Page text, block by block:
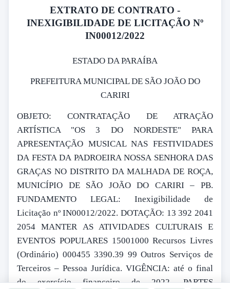
EXTRATO DE CONTRATO -
INEXIGIBILIDADE DE LICITAÇÃO Nº
IN00012/2022
ESTADO DA PARAÍBA
PREFEITURA MUNICIPAL DE SÃO JOÃO DO
CARIRI
OBJETO: CONTRATAÇÃO DE ATRAÇÃO
ARTÍSTICA "OS 3 DO NORDESTE" PARA
APRESENTAÇÃO MUSICAL NAS FESTIVIDADES
DA FESTA DA PADROEIRA NOSSA SENHORA DAS
GRAÇAS NO DISTRITO DA MALHADA DE ROÇA,
MUNICÍPIO DE SÃO JOÃO DO CARIRI – PB.
FUNDAMENTO LEGAL: Inexigibilidade de
Licitação nº IN00012/2022. DOTAÇÃO: 13 392 2041
2054 MANTER AS ATIVIDADES CULTURAIS E
EVENTOS POPULARES 15001000 Recursos Livres
(Ordinário) 000455 3390.39 99 Outros Serviços de
Terceiros – Pessoa Jurídica. VIGÊNCIA: até o final
do exercício financeiro de 2022. PARTES